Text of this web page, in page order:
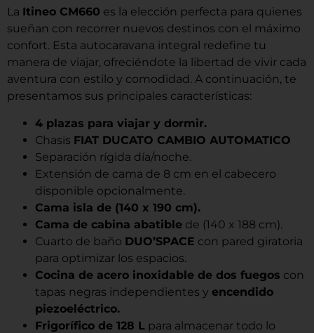
La Itineo CM660 es la elección perfecta para quienes
sueñan con recorrer nuevos destinos con el máximo
confort. Esta autocaravana integral redefine tu
manera de viajar, ofreciéndote la libertad de vivir cada
aventura con estilo y comodidad. A continuación, te
presentamos sus principales características:
4 plazas para viajar y dormir.
Chasis FIAT DUCATO CAMBIO AUTOMATICO
Separación rígida día/noche.
Extensión de cama de 8 cm en el cabecero
disponible opcionalmente.
Cama isla de (140 x 190 cm).
Cama de cabina abatible de (140 x 188 cm).
Cuarto de baño DUO’SPACE con pared giratoria
para optimizar los espacios.
Cocina de acero inoxidable de dos fuegos con
tapas negras independientes y encendido
piezoeléctrico.
Frigorífico de 128 L para almacenar todo lo